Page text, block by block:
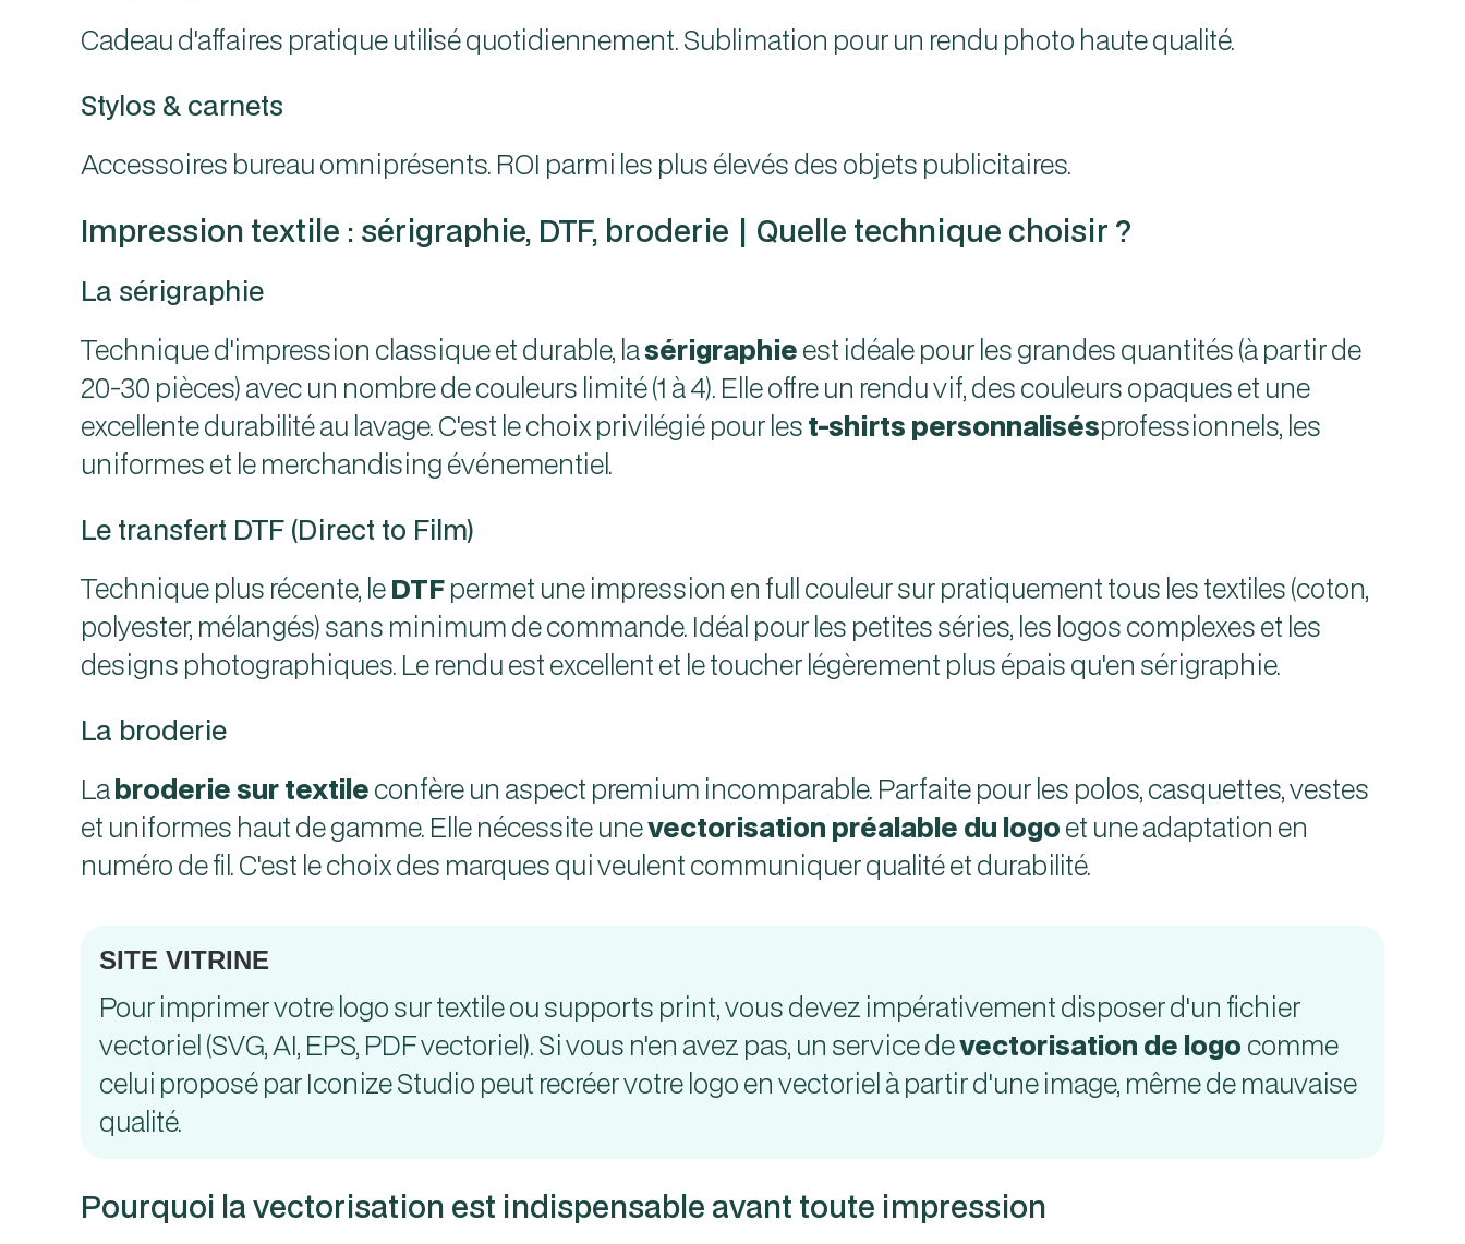
Cadeau d'affaires pratique utilisé quotidiennement. Sublimation pour un rendu photo haute qualité.
Stylos & carnets
Accessoires bureau omniprésents. ROI parmi les plus élevés des objets publicitaires.
Impression textile : sérigraphie, DTF, broderie | Quelle technique choisir ?
La sérigraphie
Technique d'impression classique et durable, lasérigraphieest idéale pour les grandes quantités (à partir de
20-30 pièces) avec un nombre de couleurs limité (1 à 4). Elle offre un rendu vif, des couleurs opaques et une
excellente durabilité au lavage. C'est le choix privilégié pour lest-shirts personnalisésprofessionnels, les
uniformes et le merchandising événementiel.
Le transfert DTF (Direct to Film)
Technique plus récente, leDTFpermet une impression en full couleur sur pratiquement tous les textiles (coton,
polyester, mélangés) sans minimum de commande. Idéal pour les petites séries, les logos complexes et les
designs photographiques. Le rendu est excellent et le toucher légèrement plus épais qu'en sérigraphie.
La broderie
Labroderie sur textileconfère un aspect premium incomparable. Parfaite pour les polos, casquettes, vestes
et uniformes haut de gamme. Elle nécessite unevectorisation préalable du logoet une adaptation en
numéro de fil. C'est le choix des marques qui veulent communiquer qualité et durabilité.
SITE VITRINE
Pour imprimer votre logo sur textile ou supports print, vous devez impérativement disposer d'un fichier
vectoriel (SVG, AI, EPS, PDF vectoriel). Si vous n'en avez pas, un service devectorisation de logo comme
celui proposé par Iconize Studio peut recréer votre logo en vectoriel à partir d'une image, même de mauvaise
qualité.
Pourquoi la vectorisation est indispensable avant toute impression